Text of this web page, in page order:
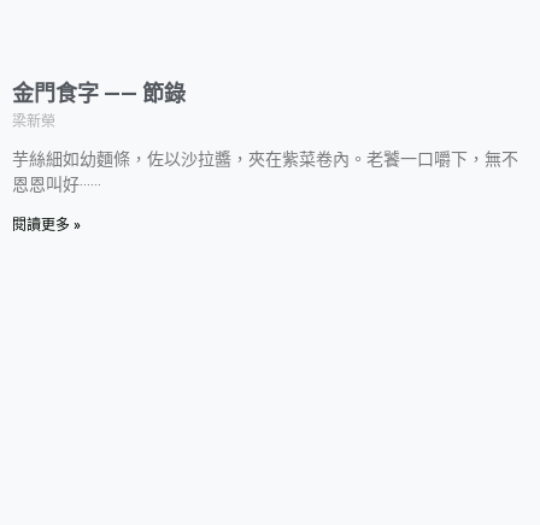
金門食字 —— 節錄
梁新榮
芋絲細如幼麵條，佐以沙拉醬，夾在紫菜卷內。老饕一口嚼下，無不
恩恩叫好‧‧‧‧‧‧
閱讀更多 »